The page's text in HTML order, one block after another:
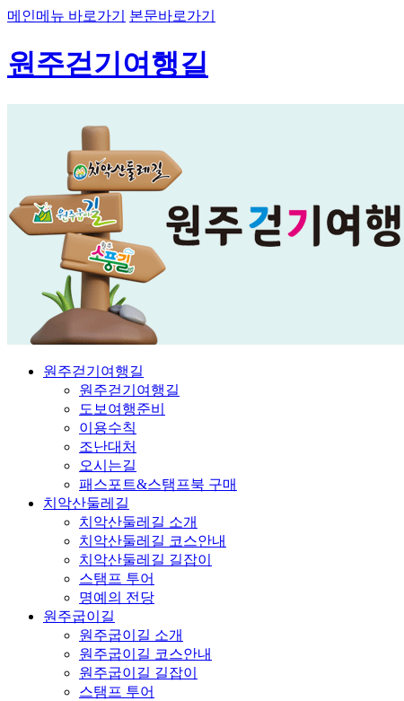
메인메뉴 바로가기 본문바로가기
원주걷기여행길
원주걷기여행길
원주걷기여행길
도보여행준비
이용수칙
조난대처
오시는길
패스포트&스탬프북 구매
치악산둘레길
치악산둘레길 소개
치악산둘레길 코스안내
치악산둘레길 길잡이
스탬프 투어
명예의 전당
원주굽이길
원주굽이길 소개
원주굽이길 코스안내
원주굽이길 길잡이
스탬프 투어